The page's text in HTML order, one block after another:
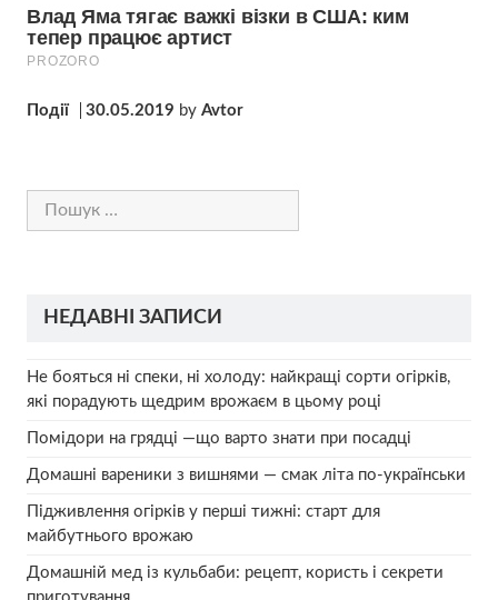
Події 30.05.2019 by Avtor
Пошук:
НЕДАВНІ ЗАПИСИ
Не бояться ні спеки, ні холоду: найкращі сорти огірків,
які порадують щедрим врожаєм в цьому році
Помідори на грядці —що варто знати при посадці
Домашні вареники з вишнями — смак літа по-українськи
Підживлення огірків у перші тижні: старт для
майбутнього врожаю
Домашній мед із кульбаби: рецепт, користь і секрети